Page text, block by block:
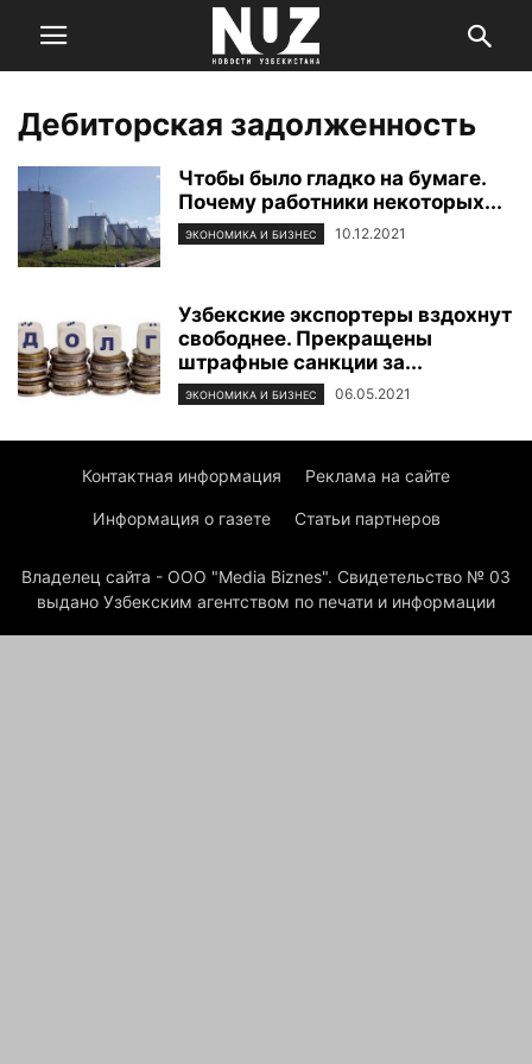
Дебиторская задолженность
Чтобы было гладко на бумаге.
Почему работники некоторых...
ЭКОНОМИКА И БИЗНЕС 10.12.2021
Узбекские экспортеры вздохнут
свободнее. Прекращены
штрафные санкции за...
ЭКОНОМИКА И БИЗНЕС 06.05.2021
Контактная информация Реклама на сайте
Информация о газете Статьи партнеров
Владелец сайта - ООО "Media Biznes". Свидетельство № 03
выдано Узбекским агентством по печати и информации